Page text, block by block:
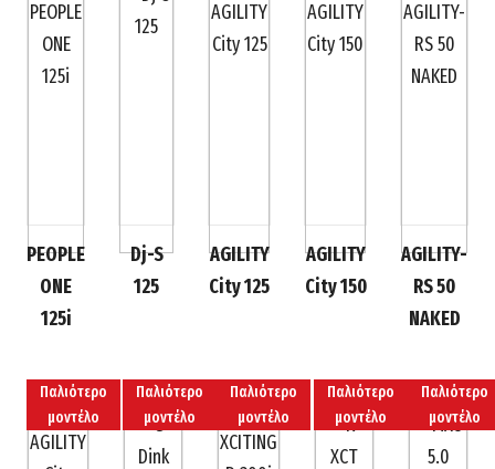
PEOPLE
ONE
125i
Dj-S
125
AGILITY
City 125
AGILITY
City 150
AGILITY-
RS 50
NAKED
Παλιότερο
μοντέλο
Παλιότερο
μοντέλο
Παλιότερο
μοντέλο
Παλιότερο
μοντέλο
Παλιότερο
μοντέλο